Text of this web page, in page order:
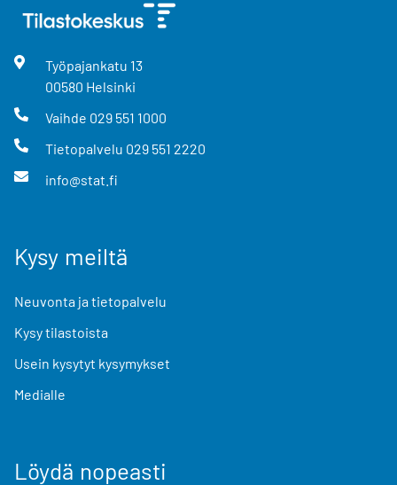
Työpajankatu 13
00580 Helsinki
Vaihde 029 551 1000
Tietopalvelu 029 551 2220
info@stat.fi
Kysy meiltä
Neuvonta ja tietopalvelu
Kysy tilastoista
Usein kysytyt kysymykset
Medialle
Löydä nopeasti